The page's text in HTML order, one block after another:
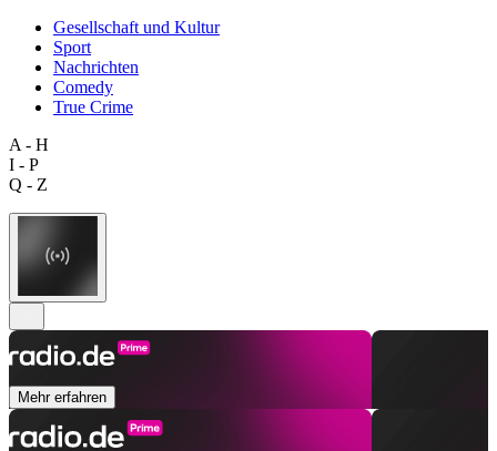
Gesellschaft und Kultur
Sport
Nachrichten
Comedy
True Crime
A - H
I - P
Q - Z
Mehr erfahren